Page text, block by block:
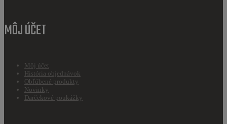
MÔJ ÚČET
Môj účet
História objednávok
Obľúbené produkty
Novinky
Darčekové poukážky